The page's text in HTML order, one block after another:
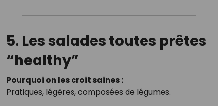
5. Les salades toutes prêtes
“healthy”
Pourquoi on les croit saines :
Pratiques, légères, composées de légumes.